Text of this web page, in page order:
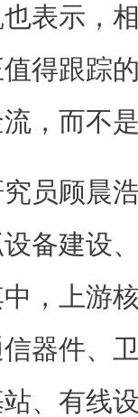
表示，
得跟踪
，而不
顾晨浩
备建设
，上游
器件、
、有线